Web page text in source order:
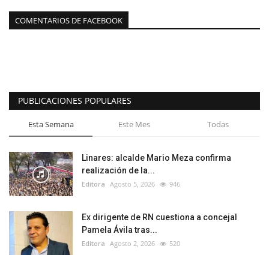
COMENTARIOS DE FACEBOOK
PUBLICACIONES POPULARES
Esta Semana Este Mes Todas
Linares: alcalde Mario Meza confirma
realización de la...
Editora Agosto 5, 2026 946
Ex dirigente de RN cuestiona a concejal
Pamela Ávila tras...
Editora Agosto 2, 2026 520